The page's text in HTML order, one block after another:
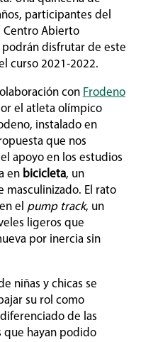
participantes del
Centro Abierto
podrán disfrutar de este
curso 2021-2022.
con Frodeno
el atleta olímpico
instalado en
que nos
apoyo en los estudios
en bicicleta, un
El rato
el pump track, un
ligeros que
por inercia sin
niñas y chicas se
su rol como
de las
que hayan podido